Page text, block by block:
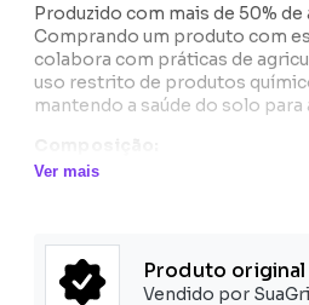
Produzido com mais de 50%
Comprando um produto com
colabora com práticas de
uso restrito de produtos
mantendo a saúde do solo
Algodão Orgânico 100%.
Ver mais
Produto
Vendido por